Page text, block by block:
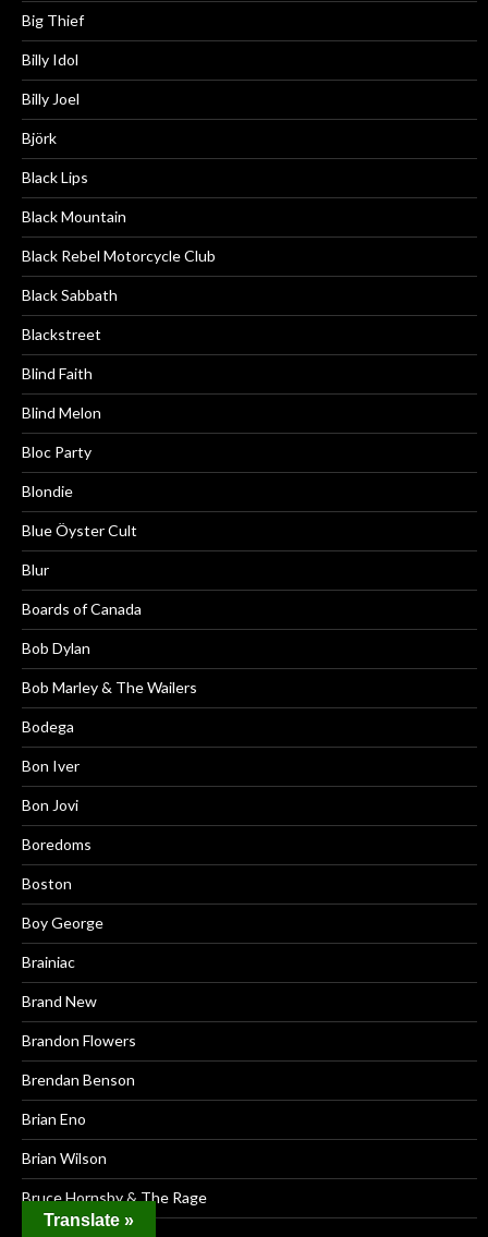
Big Thief
Billy Idol
Billy Joel
Björk
Black Lips
Black Mountain
Black Rebel Motorcycle Club
Black Sabbath
Blackstreet
Blind Faith
Blind Melon
Bloc Party
Blondie
Blue Öyster Cult
Blur
Boards of Canada
Bob Dylan
Bob Marley & The Wailers
Bodega
Bon Iver
Bon Jovi
Boredoms
Boston
Boy George
Brainiac
Brand New
Brandon Flowers
Brendan Benson
Brian Eno
Brian Wilson
Bruce Hornsby & The Rage
Translate »